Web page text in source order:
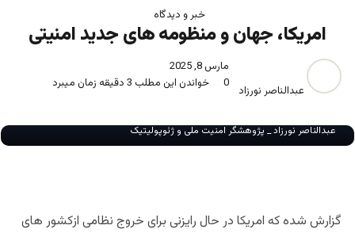
خبر و دیدگاه
امریکا، جهان و منظومه های جدید امنیتی
عبدالناصر نورزاد
مارس 8, 2025
0
خواندن این مطلب 3 دقیقه زمان میبرد
عبدالناصر نورزاد _ پژوهشگر امنیت ملی و ژئوپولیتیک
گزارش شده که امریکا در حال رایزنی برای خروج نظامی ازکشور های